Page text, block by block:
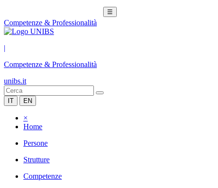
☰
Competenze & Professionalità
|
Competenze & Professionalità
unibs.it
IT EN
×
Home
Persone
Strutture
Competenze